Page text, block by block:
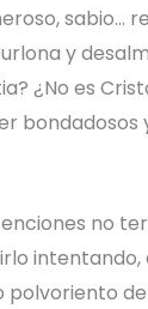
sabio…
y
¿No es
bondadosos
no
intentando,